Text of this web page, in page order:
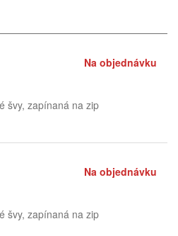
Na objednávku
švy, zapínaná na zip
Na objednávku
švy, zapínaná na zip